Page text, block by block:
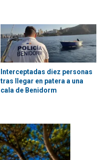
Interceptadas diez personas
tras llegar en patera a una
cala de Benidorm